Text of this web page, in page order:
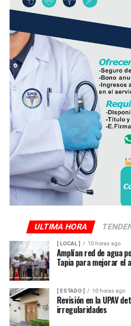
El líder sindical consideró que la
acompañada de la participación
docentes y autoridades
regulación tenga resultados
mejorar el desempeño
de los estudiantes.
ULTIMA HORA
[ LOCAL ] 10 horas ago
Amplían red de agua
Tapia para mejorar el
[ ESTADO ] 10 horas ago
Revisión en la UPAV
irregularidades